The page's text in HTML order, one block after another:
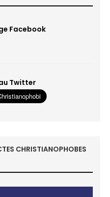
Facebook
Twitter
CHRISTIANOPHOBES